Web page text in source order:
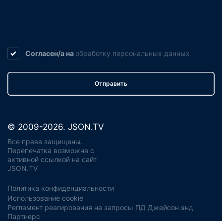
Согласен/а на обработку персональных данных
Отправить
© 2009-2026. JSON.TV
Все права защищены.
Перепечатка возможна с
активной ссылкой на сайт
JSON.TV
Политика конфиденциальности
Использование cookie
Регламент реагирования на запросы ПД Джейсон энд
Партнерс